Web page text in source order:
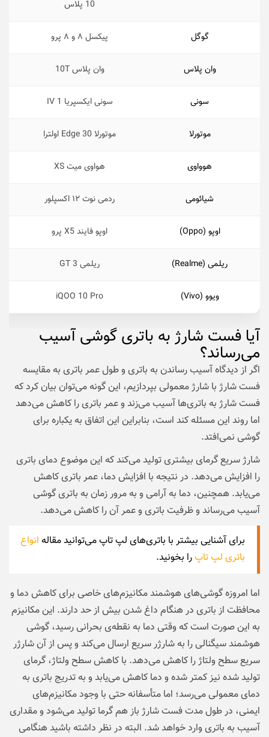
10 پلاس
گوگل پیکسل ۸ و ۸ پرو
وان پلاس وان پلاس 10T
سونی سونی ایکسپریا 1 IV
موتورلا موتورلا Edge 30 اولترا
هوواوی هواوی میت XS
شیائومی ردمی نوت ۱۲ اکسپلور
اوپو (Oppo) اوپو فایند X5 پرو
ریلمی (Realme) ریلمی GT 3
ویوو (Vivo) iQOO 10 Pro
آیا فست شارژ به باتری گوشی آسیب
می‌رساند؟
اگر از دیدگاه آسیب رساندن به باتری و طول عمر باتری به مقایسه‌
فست شارژ با شارژ معمولی بپردازیم، این گونه می‌توان بیان کرد که
فست شارژ به باتری‌ها آسیب می‌زند و عمر باتری را کاهش می‌دهد
اما روند این مسئله کند است، بنابراین این اتفاق به یکباره برای
گوشی نمی‌افتد.
شارژ سریع گرمای بیشتری تولید می‌کند که این موضوع دمای باتری
را افزایش می‌دهد. در نتیجه با افزایش دما، عمر باتری کاهش
می‌یابد. همچنین، دما به آرامی و به مرور زمان به باتری گوشی
آسیب می‌رساند و ظرفیت باتری و عمر آن را کاهش می‌دهد.
برای آشنایی بیشتر با باتری‌های لپ تاپ می‌توانید مقاله انواع
باتری لپ تاپرا بخونید.
اما امروزه گوشی‌های هوشمند مکانیزم‌های خاصی برای کاهش دما و
محافظت از باتری در هنگام داغ شدن بیش از حد دارند. این مکانیزم
به این صورت است که وقتی دما به نقطه‌ی بحرانی رسید، گوشی
هوشمند سیگنالی را به شارژر سریع ارسال می‌کند و پس از آن شارژر
سریع سطح ولتاژ را کاهش می‌دهد. با کاهش سطح ولتاژ، گرمای
تولید شده نیز کمتر شده و دما کاهش می‌یابد و به تدریج باتری به
دمای معمولی می‌رسد؛ اما متأسفانه حتی با وجود مکانیزم‌های
ایمنی، در طول مدت فست شارژ باز هم گرما تولید می‌شود و مقداری
آسیب به باتری وارد خواهد شد. البته در نظر داشته باشید هنگامی